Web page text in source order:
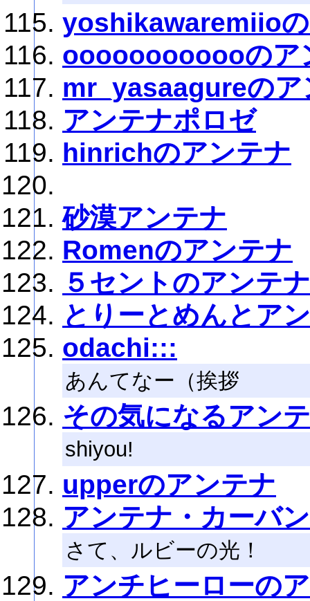
yoshikawaremiio
oooooooooooのア
mr_yasaagureのア
アンテナポロゼ
hinrichのアンテナ
砂漠アンテナ
Romenのアンテナ
５セントのアンテナ
とりーとめんとア
odachi:::
あんてなー（挨拶
その気になるアン
shiyou!
upperのアンテナ
アンテナ・カーバ
さて、ルビーの光！
アンチヒーローの